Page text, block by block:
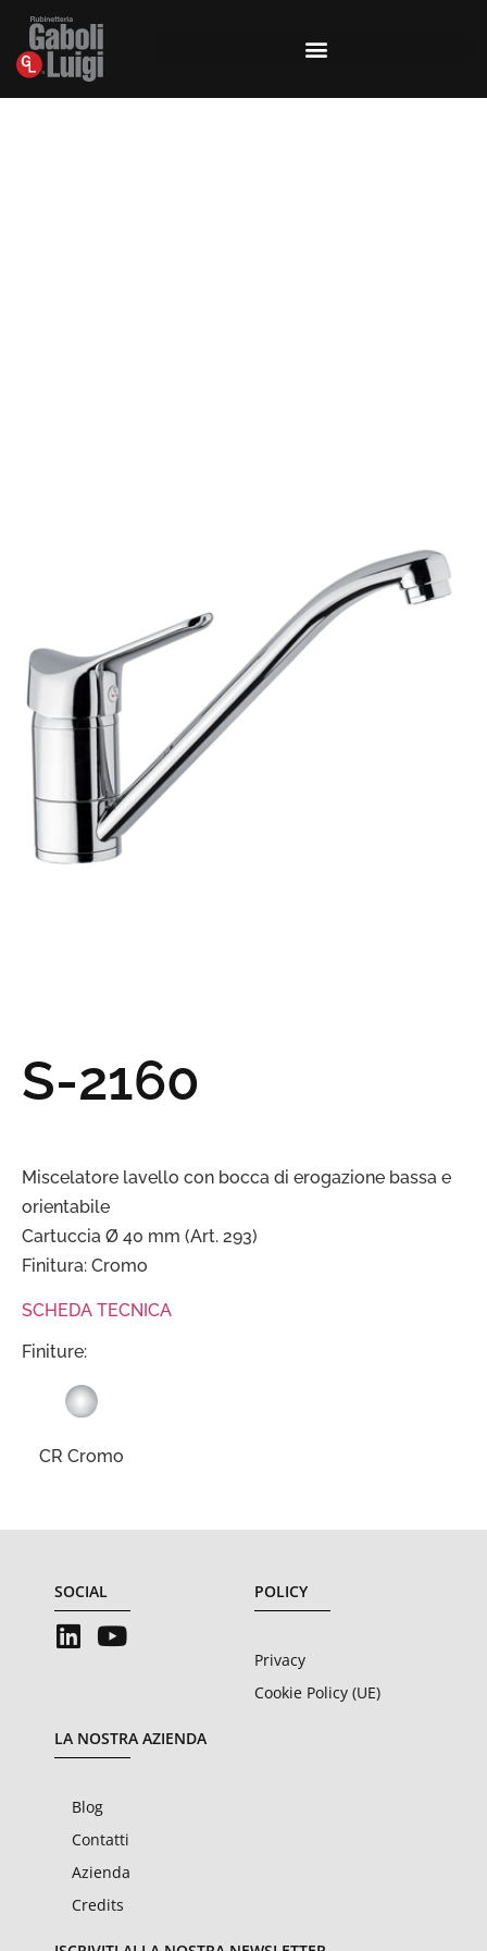
S-2160
Miscelatore lavello con bocca di erogazione bassa e
orientabile
Cartuccia Ø 40 mm (Art. 293)
Finitura: Cromo
SCHEDA TECNICA
Finiture:
CR Cromo
SOCIAL POLICY
Privacy
Cookie Policy (UE)
LA NOSTRA AZIENDA
Blog
Contatti
Azienda
Credits